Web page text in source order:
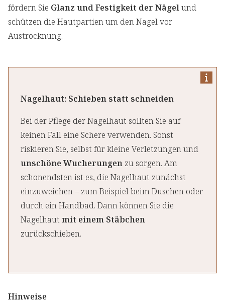
fördern Sie Glanz und Festigkeit der Nägelund
schützen die Hautpartien um den Nagel vor
Austrocknung.
Nagelhaut: Schieben statt schneiden
Bei der Pflege der Nagelhaut sollten Sie auf
keinen Fall eine Schere verwenden. Sonst
riskieren Sie, selbst für kleine Verletzungen und
unschöne Wucherungen zu sorgen. Am
schonendsten ist es, die Nagelhaut zunächst
einzuweichen – zum Beispiel beim Duschen oder
durch ein Handbad. Dann können Sie die
Nagelhaut mit einem Stäbchen
zurückschieben.
Hinweise